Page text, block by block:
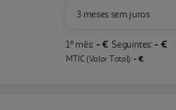
3 meses sem juros
1º mês: - € Seguintes: - €
MTIC (Valor Total):- €